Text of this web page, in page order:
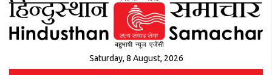
Saturday, 8 August, 2026